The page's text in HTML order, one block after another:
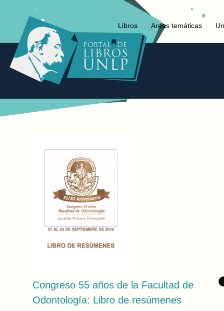
Libros Areas temáticas
Congreso 55 años de la Facultad de
Odontología: Libro de resúmenes